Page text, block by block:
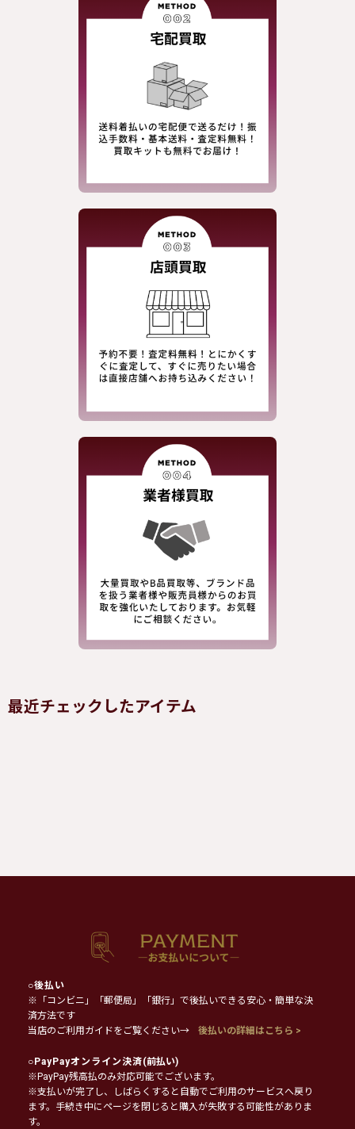
最近チェックしたアイテム
○後払い
※「コンビニ」「郵便局」「銀行」で後払いできる安心・簡単な決
済方法です
当店のご利用ガイドをご覧ください→
後払いの詳細はこちら >
○PayPayオンライン決済(前払い)
※PayPay残高払のみ対応可能でございます。
※支払いが完了し、しばらくすると自動でご利用のサービスへ戻り
ます。手続き中にページを閉じると購入が失敗する可能性がありま
す。